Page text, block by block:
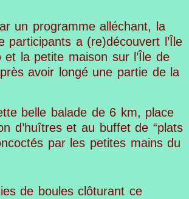
un programme alléchant, la
participants a (re)découvert l’Île
et la petite maison sur l’Île de
avoir longé une partie de la
belle balade de 6 km, place
d’huîtres et au buffet de “plats
par les petites mains du
de boules clôturant ce